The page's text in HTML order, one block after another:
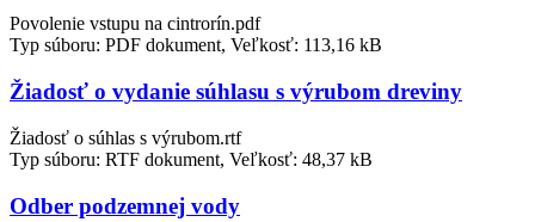
Povolenie vstupu na cintrorín.pdf
Typ súboru: PDF dokument, Veľkosť: 113,16 kB
Žiadosť o vydanie súhlasu s výrubom dreviny
Žiadosť o súhlas s výrubom.rtf
Typ súboru: RTF dokument, Veľkosť: 48,37 kB
Odber podzemnej vody